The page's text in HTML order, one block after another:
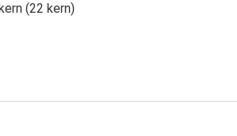
(22 kern)